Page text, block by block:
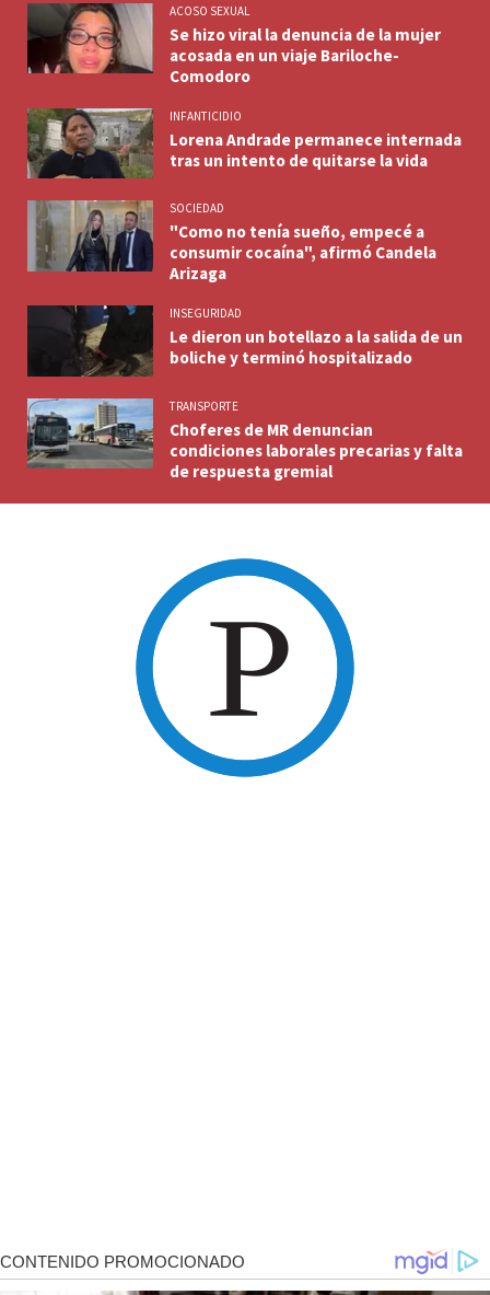
ACOSO SEXUAL
Se hizo viral la denuncia de la mujer
acosada en un viaje Bariloche-
Comodoro
INFANTICIDIO
Lorena Andrade permanece internada
tras un intento de quitarse la vida
SOCIEDAD
"Como no tenía sueño, empecé a
consumir cocaína", afirmó Candela
Arizaga
INSEGURIDAD
Le dieron un botellazo a la salida de un
boliche y terminó hospitalizado
TRANSPORTE
Choferes de MR denuncian
condiciones laborales precarias y falta
de respuesta gremial